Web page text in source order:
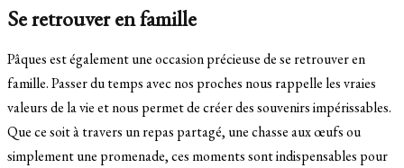
Se retrouver en famille
Pâques est également une occasion précieuse de se retrouver en
famille. Passer du temps avec nos proches nous rappelle les vraies
valeurs de la vie et nous permet de créer des souvenirs impérissables.
Que ce soit à travers un repas partagé, une chasse aux œufs ou
simplement une promenade, ces moments sont indispensables pour